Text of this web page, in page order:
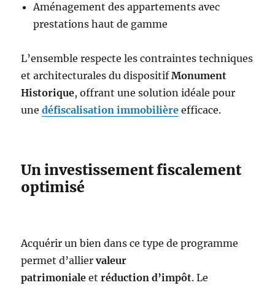
Aménagement des appartements avec
prestations haut de gamme
L’ensemble respecte les contraintes techniques
et architecturales du dispositifMonument
Historique, offrant une solution idéale pour
unedéfiscalisation immobilière efficace.
Un investissement fiscalement
optimisé
Acquérir un bien dans ce type de programme
permet d’alliervaleur
patrimoniale etréduction d’impôt. Le